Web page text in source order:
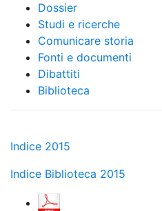
Dossier
Studi e ricerche
Comunicare storia
Fonti e documenti
Dibattiti
Biblioteca
Indice 2015
Indice Biblioteca 2015